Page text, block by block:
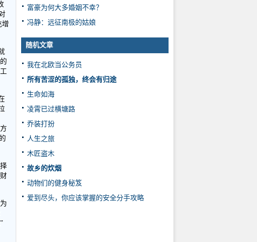
增
富豪为何大多婚姻不幸？
冯静：远征南极的姑娘
随机文章
我在北欧当公务员
所有苦涩的孤独，终会有归途
生命如海
凌霄已过横塘路
乔装打扮
人生之旅
木匠盗木
故乡的炊烟
动物们的健身秘笈
爱到尽头，你应该掌握的安全分手攻略